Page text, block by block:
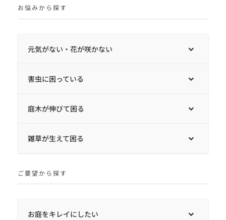
お悩みから探す
元気がない・花が咲かない
害虫に困っている
庭木が伸びて困る
雑草が生えて困る
ご要望から探す
お庭をキレイにしたい